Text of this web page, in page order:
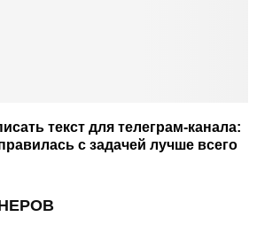
текст для телеграм-канала:
с задачей лучше всего